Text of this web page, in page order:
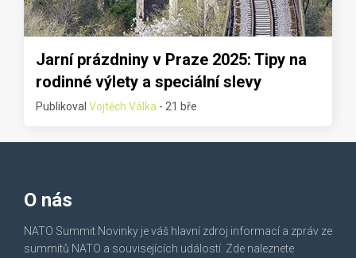
Jarní prázdniny v Praze 2025: Tipy na
rodinné výlety a speciální slevy
Publikoval Vojtěch Válka - 21 bře
O nás
NATO Summit Novinky je váš hlavní zdroj informací a zpráv ze
summitů NATO a souvisejících událostí. Zde naleznete